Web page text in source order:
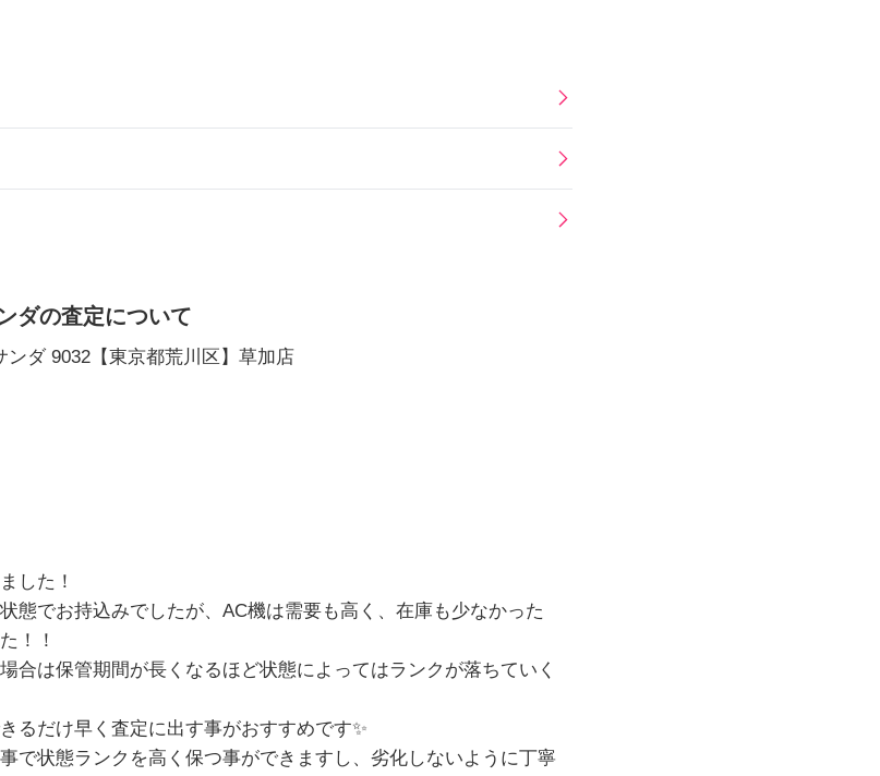
ダの査定について
ンダ 9032【東京都荒川区】草加店
した！
態でお持込みでしたが、AC機は需要も高く、在庫も少なかった
！！
合は保管期間が長くなるほど状態によってはランクが落ちていく
るだけ早く査定に出す事がおすすめです✨
で状態ランクを高く保つ事ができますし、劣化しないように丁寧